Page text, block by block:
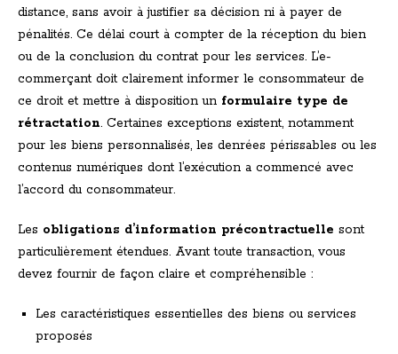
distance, sans avoir à justifier sa décision ni à payer de
pénalités. Ce délai court à compter de la réception du bien
ou de la conclusion du contrat pour les services. L’e-
commerçant doit clairement informer le consommateur de
ce droit et mettre à disposition un formulaire type de
rétractation. Certaines exceptions existent, notamment
pour les biens personnalisés, les denrées périssables ou les
contenus numériques dont l’exécution a commencé avec
l’accord du consommateur.
Les obligations d’information précontractuelle sont
particulièrement étendues. Avant toute transaction, vous
devez fournir de façon claire et compréhensible :
Les caractéristiques essentielles des biens ou services
proposés